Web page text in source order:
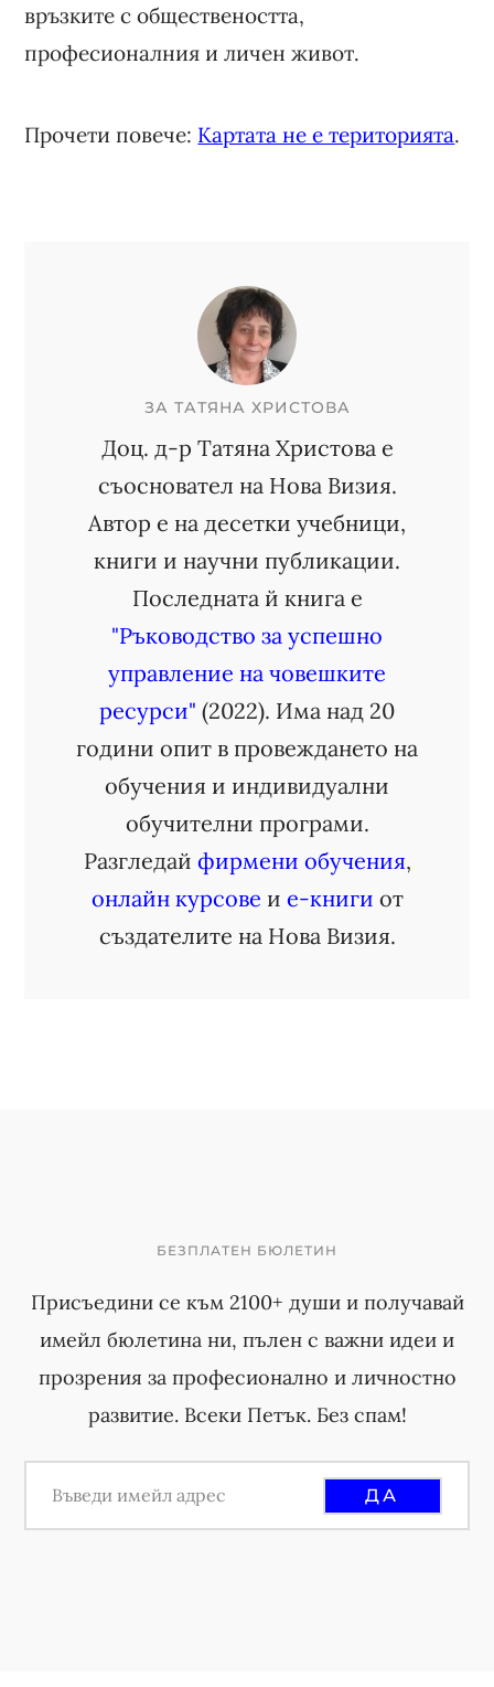
връзките с обществеността,
професионалния и личен живот.
Прочети повече: Картата не е територията.
ЗА ТАТЯНА ХРИСТОВА
Доц. д-р Татяна Христова е
съосновател на Нова Визия.
Автор е на десетки учебници,
книги и научни публикации.
Последната й книга е
"Ръководство за успешно
управление на човешките
ресурси" (2022). Има над 20
години опит в провеждането на
обучения и индивидуални
обучителни програми.
Разгледай фирмени обучения,
онлайн курсове и е-книги от
създателите на Нова Визия.
БЕЗПЛАТЕН БЮЛЕТИН
Присъедини се към 2100+ души и получавай
имейл бюлетина ни, пълен с важни идеи и
прозрения за професионално и личностно
развитие. Всеки Петък. Без спам!